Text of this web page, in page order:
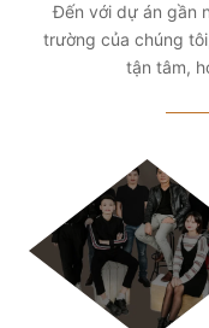
Đến với dự án gần
trường của chúng
tận tâm,